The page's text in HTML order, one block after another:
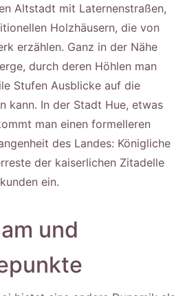
Altstadt mit Laternenstraßen,
Holzhäusern, die von
erzählen. Ganz in der Nähe
durch deren Höhlen man
Stufen Ausblicke auf die
kann. In der Stadt Hue, etwas
man einen formelleren
des Landes: Königliche
der kaiserlichen Zitadelle
ein.
und